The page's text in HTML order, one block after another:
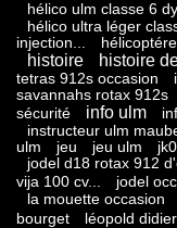
hélico ulm classe 6
hélico ultra léger
injection...
histoire histoire
tetras 912s occasion
savannahs rotax 912s
sécurité
info ulm
instructeur ulm
ulm
jeu jeu ulm
jodel d18 rotax 912
vija 100 cv...
jodel
la mouette occasion
bourget
léopold didier